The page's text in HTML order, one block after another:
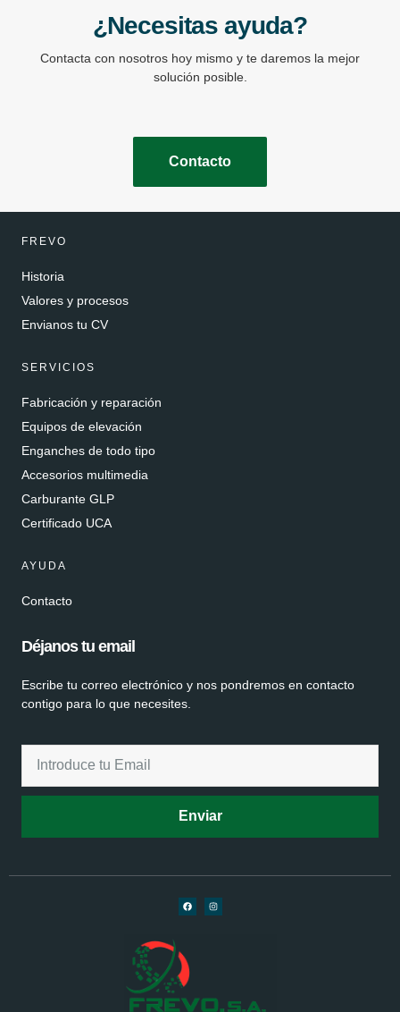
¿Necesitas ayuda?
Contacta con nosotros hoy mismo y te daremos la mejor
solución posible.
Contacto
FREVO
Historia
Valores y procesos
Envianos tu CV
SERVICIOS
Fabricación y reparación
Equipos de elevación
Enganches de todo tipo
Accesorios multimedia
Carburante GLP
Certificado UCA
AYUDA
Contacto
Déjanos tu email
Escribe tu correo electrónico y nos pondremos en contacto
contigo para lo que necesites.
Enviar